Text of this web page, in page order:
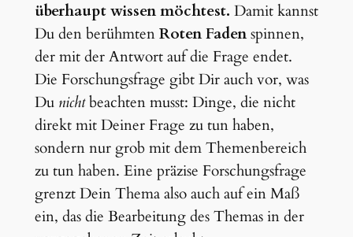
überhaupt wissen möchtest. Damit kannst
Du den berühmtenRoten Fadenspinnen,
der mit der Antwort auf die Frage endet.
Die Forschungsfrage gibt Dir auch vor, was
Du nichtbeachten musst: Dinge, die nicht
direkt mit Deiner Frage zu tun haben,
sondern nur grob mit dem Themenbereich
zu tun haben. Eine präzise Forschungsfrage
grenzt Dein Thema also auch auf ein Maß
ein, das die Bearbeitung des Themas in der